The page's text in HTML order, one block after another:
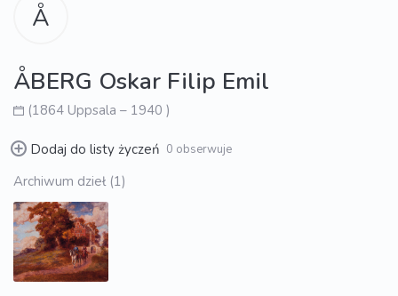
Å
ÅBERG Oskar Filip Emil
(1864 Uppsala – 1940 )
Dodaj do listy życzeń 0 obserwuje
Archiwum dzieł (1)